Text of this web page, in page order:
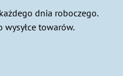
dnia roboczego.
towarów.